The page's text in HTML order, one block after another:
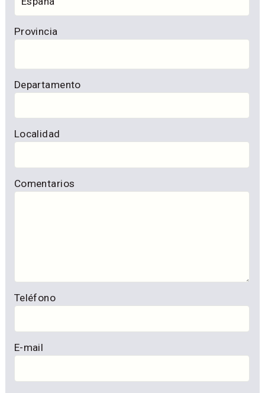
Provincia
Departamento
Localidad
Comentarios
Teléfono
E-mail